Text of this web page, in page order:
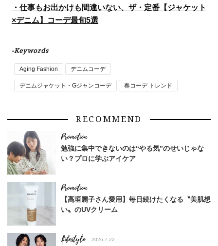
・仕事もお出かけも間違いない、ザ・定番【ジャケット
×デニム】コーデ最旬5選
-Keywords
Aging Fashion デニムコーデ
デニムジャケット・Gジャンコーデ 春コーデ トレンド
RECOMMEND
勉強に集中できないのは“やる気”のせいじゃな
い？プロに学ぶアイケア
【高垣麗子さん愛用】毎日続けたくなる〝美肌想
い〟のUVクリーム
Lifestyle 2026.7.22